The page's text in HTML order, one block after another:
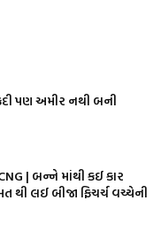
પણ અમીર નથી બની
| બન્ને માંથી કઈ કાર
થી લઈ બીજા ફિચર્ચ વચ્ચેની